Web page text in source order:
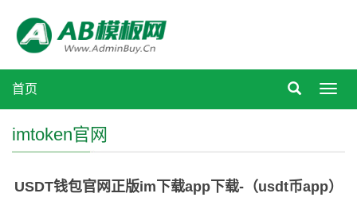
首页
imtoken官网
USDT钱包官网正版im下载app下载-（usdt币app）